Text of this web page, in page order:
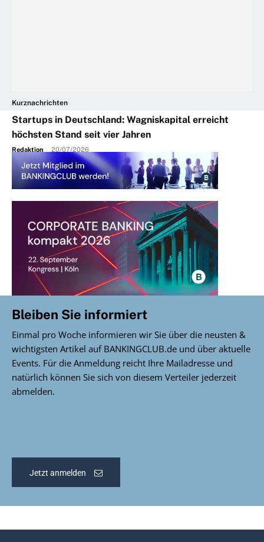
Kurznachrichten
Startups in Deutschland: Wagniskapital erreicht
höchsten Stand seit vier Jahren
Redaktion - 20/07/2026
Bleiben Sie informiert
Einmal pro Woche informieren wir Sie über die neusten &
wichtigsten Artikel auf BANKINGCLUB.de und über aktuelle
Events. Für die Anmeldung reicht Ihre Mailadresse und
natürlich können Sie sich von diesem Verteiler jederzeit
abmelden.
Jetzt anmelden